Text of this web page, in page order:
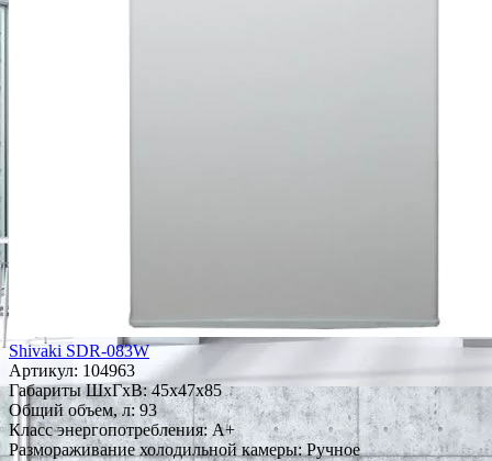
Shivaki SDR-083W
Артикул: 104963
Габариты ШxГxВ: 45x47x85
Общий объем, л: 93
Класс энергопотребления: A+
Размораживание холодильной камеры: Ручное